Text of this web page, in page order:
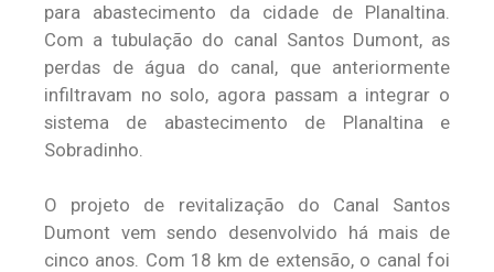
para abastecimento da cidade de Planaltina.
Com a tubulação do canal Santos Dumont, as
perdas de água do canal, que anteriormente
infiltravam no solo, agora passam a integrar o
sistema de abastecimento de Planaltina e
Sobradinho.
O projeto de revitalização do Canal Santos
Dumont vem sendo desenvolvido há mais de
cinco anos. Com 18 km de extensão, o canal foi